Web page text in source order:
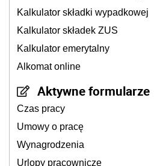
Kalkulator składki wypadkowej
Kalkulator składek ZUS
Kalkulator emerytalny
Alkomat online
Aktywne formularze
Czas pracy
Umowy o pracę
Wynagrodzenia
Urlopy pracownicze